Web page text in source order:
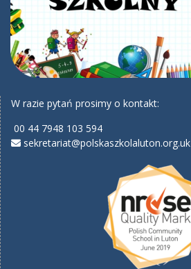
W razie pytań prosimy o kontakt:
00 44 7948 103 594
sekretariat@polskaszkolaluton.org.uk